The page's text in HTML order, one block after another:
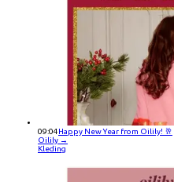
09:04Happy New Year from Oilily! 🥂
Oilily →
Kleding